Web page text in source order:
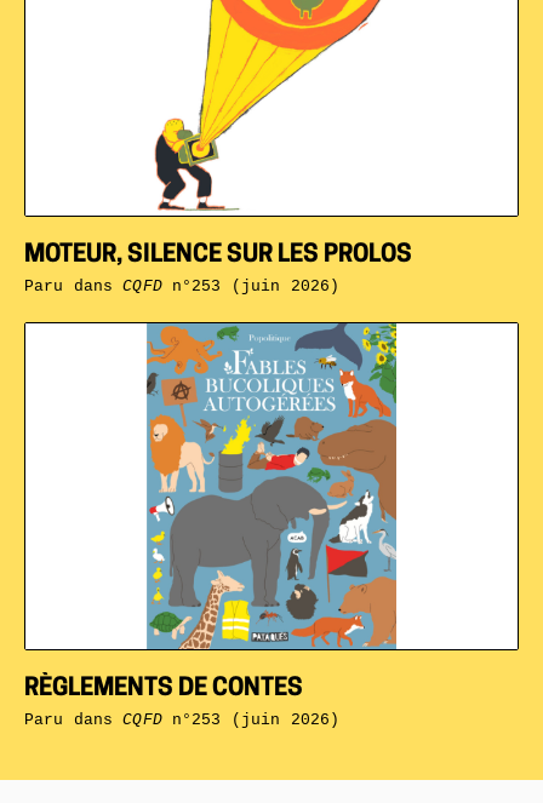
RÈGLEMENTS DE CONTES
Paru dansCQFDn°253 (juin 2026)
MOTEUR, SILENCE SUR LES PROLOS
Paru dansCQFDn°253 (juin 2026)